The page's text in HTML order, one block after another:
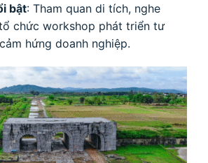
bật: Tham quan di tích, nghe
chức workshop phát triển tư
hứng doanh nghiệp.